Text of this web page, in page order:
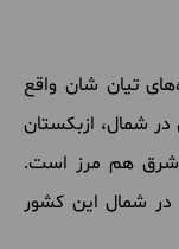
تیان شان واقع
شمال، ازبکستان
شرق هم مرز است.
شمال این کشور